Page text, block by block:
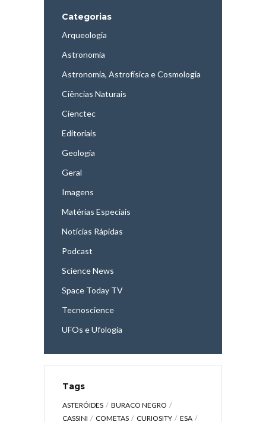
Categorias
Arqueologia
Astronomia
Astronomia, Astrofísica e Cosmologia
Ciências Naturais
Cienctec
Editoriais
Geologia
Geral
Imagens
Matérias Especiais
Notícias Rápidas
Podcast
Science News
Space Today TV
Tecnoscience
UFOs e Ufologia
Tags
ASTERÓIDES
BURACO NEGRO
CASSINI
COMETAS CURIOSITY
ESA